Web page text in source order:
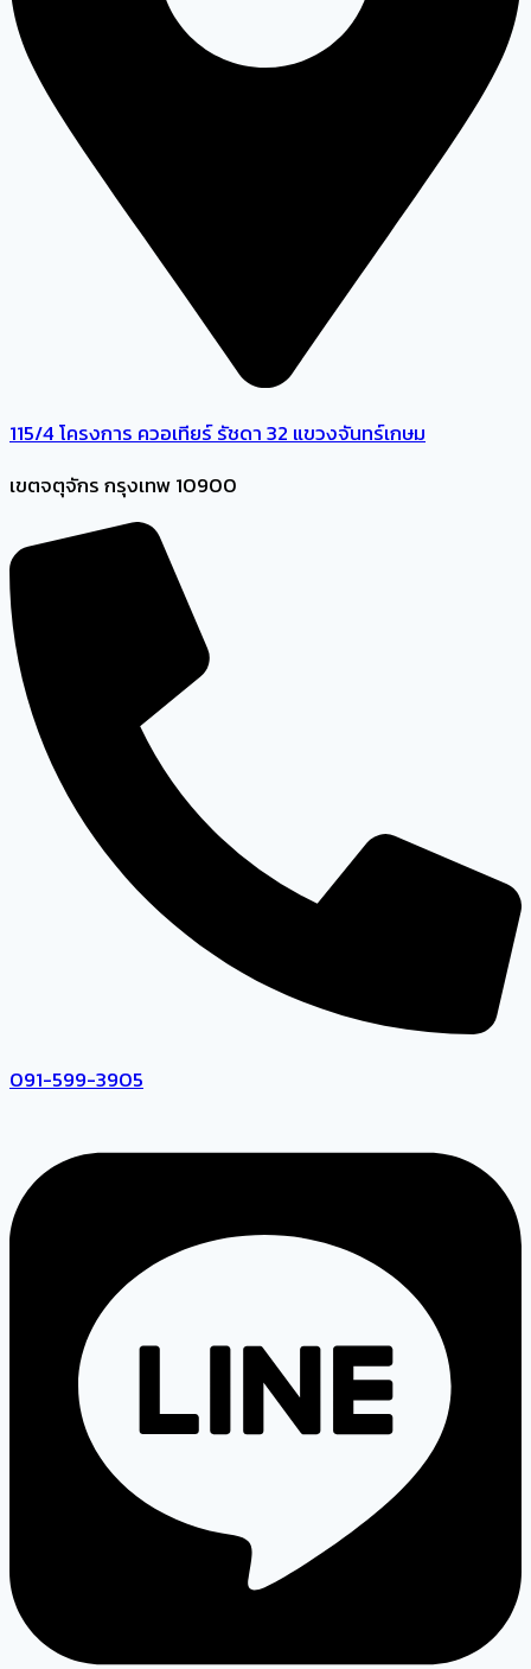
115/4 โครงการ ควอเทียร์ รัชดา 32 แขวงจันทร์เกษม
เขตจตุจักร กรุงเทพ 10900
091-599-3905